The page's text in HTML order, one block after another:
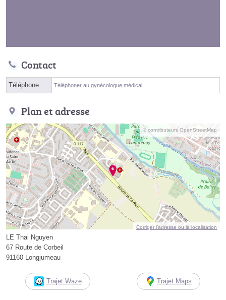
Contact
Téléphone Téléphoner au gynécologue médical
Plan et adresse
© contributeurs OpenStreetMap
Corriger l’adresse ou la localisation
LE Thai Nguyen
67 Route de Corbeil
91160 Longjumeau
Trajet Waze Trajet Maps